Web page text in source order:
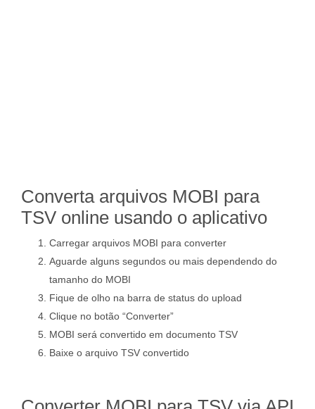
Converta arquivos MOBI para
TSV online usando o aplicativo
Carregar arquivos MOBI para converter
Aguarde alguns segundos ou mais dependendo do
tamanho do MOBI
Fique de olho na barra de status do upload
Clique no botão “Converter”
MOBI será convertido em documento TSV
Baixe o arquivo TSV convertido